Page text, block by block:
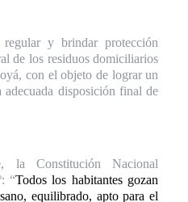
y brindar protección
de los residuos domiciliarios
con el objeto de lograr un
disposición final de
la Constitución Nacional
“Todos los habitantes gozan
equilibrado, apto para el